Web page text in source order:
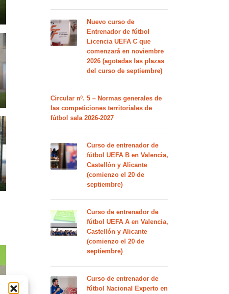
Nuevo curso de
Entrenador de fútbol
Licencia UEFA C que
comenzará en noviembre
2026 (agotadas las plazas
del curso de septiembre)
Circular nº. 5 – Normas generales de
las competiciones territoriales de
fútbol sala 2026-2027
Curso de entrenador de
fútbol UEFA B en Valencia,
Castellón y Alicante
(comienzo el 20 de
septiembre)
Curso de entrenador de
fútbol UEFA A en Valencia,
Castellón y Alicante
(comienzo el 20 de
septiembre)
Curso de entrenador de
fútbol Nacional Experto en